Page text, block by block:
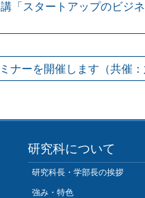
「スタートアップのビジ
ナーを開催します（共催：
研究科について
研究科長・学部長の挨拶
強み・特色